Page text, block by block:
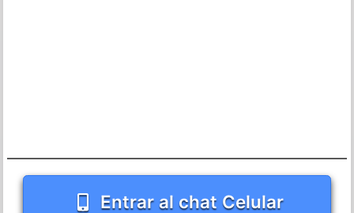
Entrar al chat Celular